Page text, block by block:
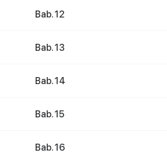
Bab. 12
Bab. 13
Bab. 14
Bab. 15
Bab. 16